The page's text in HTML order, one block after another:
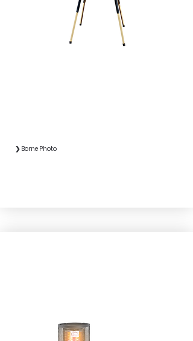
❯ Borne Photo